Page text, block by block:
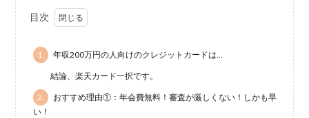
目次
1. 年収200万円の人向けのクレジットカードは…
結論、楽天カード一択です。
2.
おすすめ理由①：年会費無料！審査が厳しくない！しかも早
い！